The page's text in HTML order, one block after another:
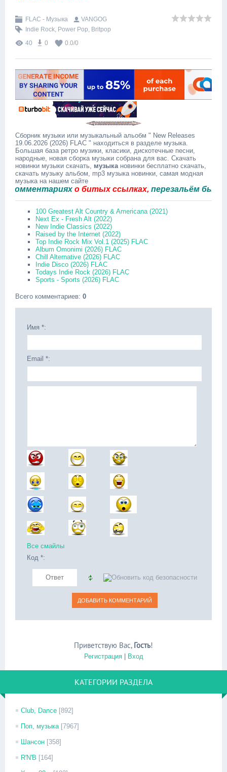
FLAC - Музыка
VANGOG
Indie Rock, Power Pop, Britpop
40
0 0.0/0
Сборник музыки или музыкальный альобм " New Releases
19.06.2026 (2026) FLAC " находиться в разделе музыка.
Большая база ретро музики, класики, дискотечные песни,
народные, новая сборка музыки собрана для вас. Скачать
новинки музыки скачать, музыкановинки бесплатно скачать,
скачать музыку альбом, mp3 музыка новинки, самая модная
музыка на нашем сайте
о битых ссылках,перезальём быстро.
100 Greatest Alt Country & Americana (2021)
Next Ex - Fresh Alt (2022)
New Indie Classics (2022)
Raised by the Internet (2022)
Top Indie Rock Mix Vol.1 (2025) FLAC
Album Omonimi (2026) FLAC
Chill Alternative (2026) FLAC
Indie Disco (2026) FLAC
Todays Indie Rock (2026) FLAC
Sports - Sports (2026) FLAC
Всего комментариев: 0
Имя *:
Email *:
Все смайлы
Код *:
Приветствую Вас, Гость!
Регистрация| Вход
КАТЕГОРИИ РАЗДЕЛА
Club, Dance [892]
Поп, музыка [7967]
Шансон [358]
R'N'B [164]